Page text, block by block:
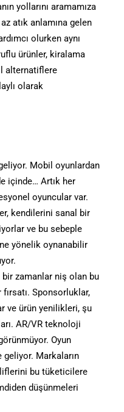
yollarını aramamıza
atık anlamına gelen
olurken aynı
ürünler, kiralama
alternatiflere
olarak
Mobil oyunlardan
içinde… Artık her
oyuncular var.
kendilerini sanal bir
ve bu sebeple
yönelik oynanabilir
bir zamanlar niş olan bu
Sponsorluklar,
ve ürün yenilikleri, şu
AR/VR teknoloji
Oyun
Markaların
bu tüketicilere
düşünmeleri